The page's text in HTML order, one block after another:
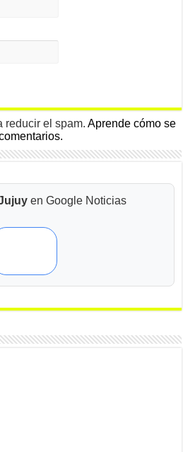
reducir el spam.Aprende cómo se
en Google Noticias